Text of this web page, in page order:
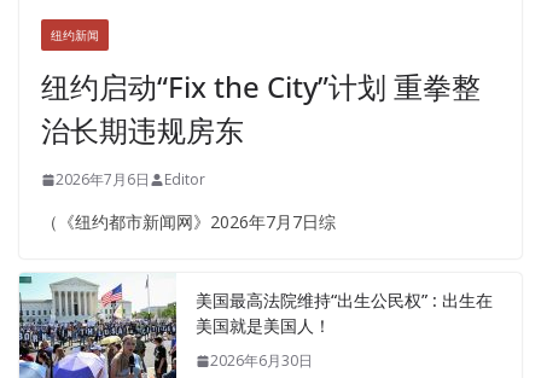
纽约新闻
纽约启动“Fix the City”计划 重拳整
治长期违规房东
2026年7月6日 Editor
（《纽约都市新闻网》2026年7月7日综
美国最高法院维持“出生公民权” : 出生在
美国就是美国人！
2026年6月30日